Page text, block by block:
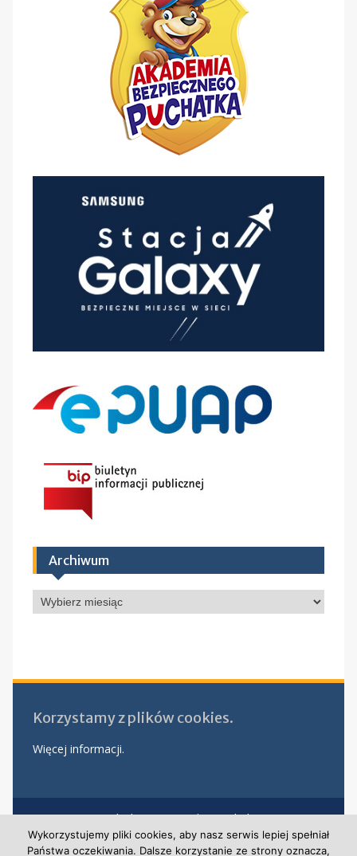
Archiwum
Archiwum
Korzystamy z plików cookies.
Więcej informacji.
Polityka prywatności w szkole
Klauzula informacyjna – rekrutacja nowych pracowników
Klauzula informacyjna monitoringu
Wykorzystujemy pliki cookies, aby nasz serwis lepiej spełniał
Państwa oczekiwania. Dalsze korzystanie ze strony oznacza,